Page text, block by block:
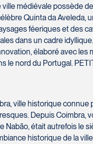
médiévale possède
Quinta da Aveleda,
féeriques et des
dans un cadre
élaboré avec les
nord du Portugal.
ville historique
Depuis Coimbra,
était autrefois le
historique de la